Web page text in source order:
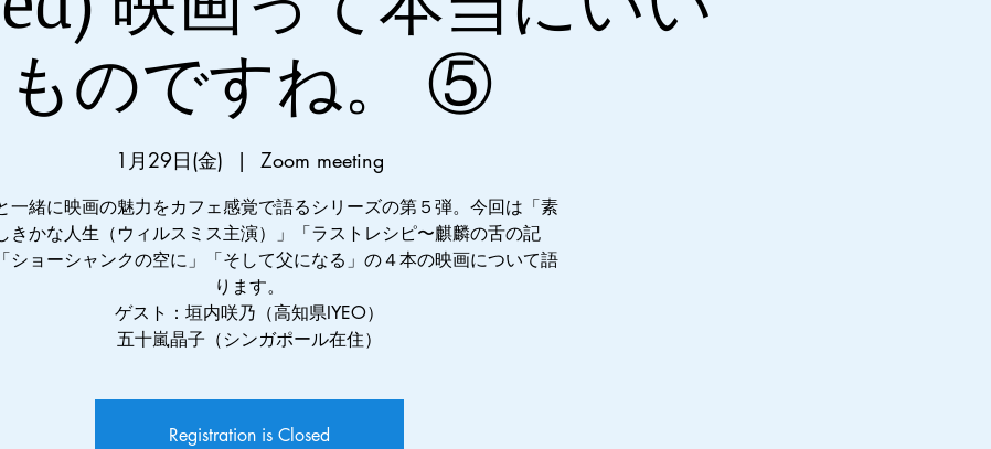
ものですね。 ⑤
1月29日(金)
  |
Zoom meeting
一緒に映画の魅力をカフェ感覚で語るシリーズの第５弾。今回は「素
きかな人生（ウィルスミス主演）」「ラストレシピ〜麒麟の舌の記
ショーシャンクの空に」「そして父になる」の４本の映画について語
ります。
ゲスト：垣内咲乃（高知県IYEO）
五十嵐晶子（シンガポール在住）
Registration is Closed